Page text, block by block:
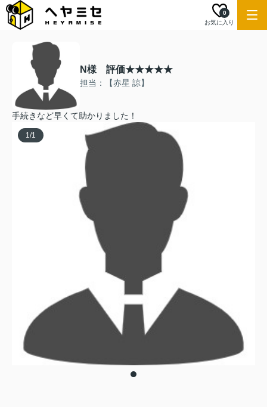
お気に入り
0
N様 評価★★★★★
担当：【赤星 諒】
手続きなど早くて助かりました！
1/1